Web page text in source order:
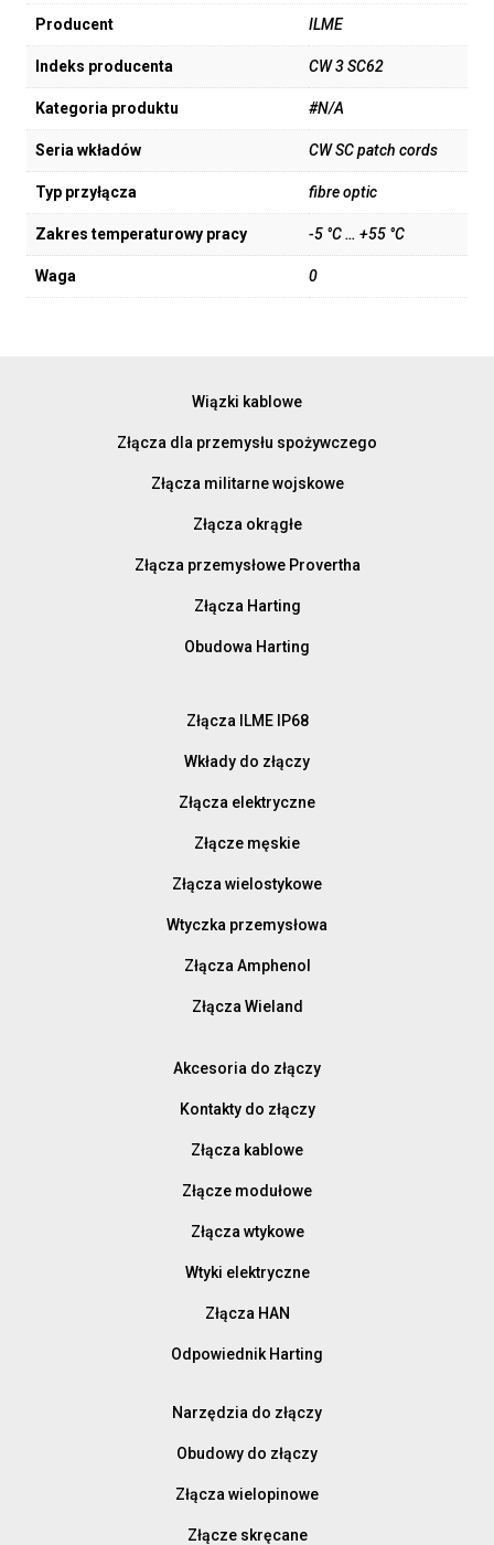
Producent ILME
Indeks producenta CW 3 SC62
Kategoria produktu #N/A
Seria wkładów CW SC patch cords
Typ przyłącza fibre optic
Zakres temperaturowy pracy -5 °C … +55 °C
Waga 0
Wiązki kablowe
Złącza dla przemysłu spożywczego
Złącza militarne wojskowe
Złącza okrągłe
Złącza przemysłowe Provertha
Złącza Harting
Obudowa Harting
Złącza ILME IP68
Wkłady do złączy
Złącza elektryczne
Złącze męskie
Złącza wielostykowe
Wtyczka przemysłowa
Złącza Amphenol
Złącza Wieland
Akcesoria do złączy
Kontakty do złączy
Złącza kablowe
Złącze modułowe
Złącza wtykowe
Wtyki elektryczne
Złącza HAN
Odpowiednik Harting
Narzędzia do złączy
Obudowy do złączy
Złącza wielopinowe
Złącze skręcane